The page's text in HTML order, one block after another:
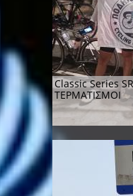
Classic Series
ΤΕΡΜΑΤΙΣΜΟΙ